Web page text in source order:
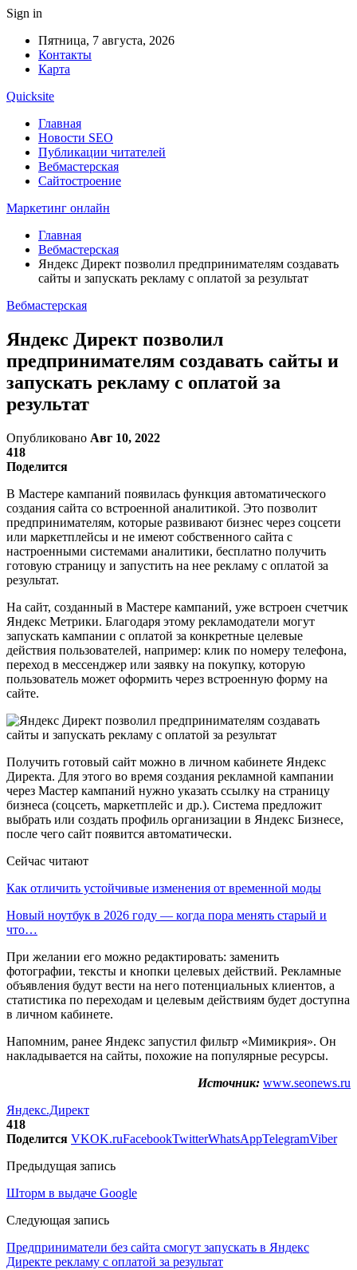
Sign in
Пятница, 7 августа, 2026
Контакты
Карта
Quicksite
Главная
Новости SEO
Публикации читателей
Вебмастерская
Сайтостроение
Маркетинг онлайн
Главная
Вебмастерская
Яндекс Директ позволил предпринимателям создавать
сайты и запускать рекламу с оплатой за результат
Вебмастерская
Яндекс Директ позволил
предпринимателям создавать сайты и
запускать рекламу с оплатой за
результат
Опубликовано Авг 10, 2022
418
Поделится
В Мастере кампаний появилась функция автоматического
создания сайта со встроенной аналитикой. Это позволит
предпринимателям, которые развивают бизнес через соцсети
или маркетплейсы и не имеют собственного сайта с
настроенными системами аналитики, бесплатно получить
готовую страницу и запустить на нее рекламу с оплатой за
результат.
На сайт, созданный в Мастере кампаний, уже встроен счетчик
Яндекс Метрики. Благодаря этому рекламодатели могут
запускать кампании с оплатой за конкретные целевые
действия пользователей, например: клик по номеру телефона,
переход в мессенджер или заявку на покупку, которую
пользователь может оформить через встроенную форму на
сайте.
Получить готовый сайт можно в личном кабинете Яндекс
Директа. Для этого во время создания рекламной кампании
через Мастер кампаний нужно указать ссылку на страницу
бизнеса (соцсеть, маркетплейс и др.). Система предложит
выбрать или создать профиль организации в Яндекс Бизнесе,
после чего сайт появится автоматически.
Сейчас читают
Как отличить устойчивые изменения от временной моды
Новый ноутбук в 2026 году — когда пора менять старый и
что…
При желании его можно редактировать: заменить
фотографии, тексты и кнопки целевых действий. Рекламные
объявления будут вести на него потенциальных клиентов, а
статистика по переходам и целевым действиям будет доступна
в личном кабинете.
Напомним, ранее Яндекс запустил фильтр «Мимикрия». Он
накладывается на сайты, похожие на популярные ресурсы.
Источник: www.seonews.ru
Яндекс.Директ
418
Поделится VKOK.ruFacebookTwitterWhatsAppTelegramViber
Предыдущая запись
Шторм в выдаче Google
Следующая запись
Предприниматели без сайта смогут запускать в Яндекс
Директе рекламу с оплатой за результат